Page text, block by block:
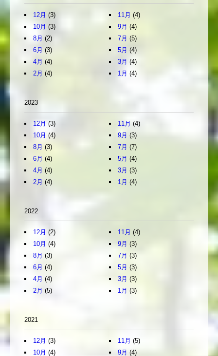
12月 (3) 11月 (4)
10月 (3) 9月 (4)
8月 (2) 7月 (5)
6月 (3) 5月 (4)
4月 (4) 3月 (4)
2月 (4) 1月 (4)
2023
12月 (3) 11月 (4)
10月 (4) 9月 (3)
8月 (3) 7月 (7)
6月 (4) 5月 (4)
4月 (4) 3月 (3)
2月 (4) 1月 (4)
2022
12月 (2) 11月 (4)
10月 (4) 9月 (3)
8月 (3) 7月 (3)
6月 (4) 5月 (3)
4月 (4) 3月 (3)
2月 (5) 1月 (3)
2021
12月 (3) 11月 (5)
10月 (4) 9月 (4)